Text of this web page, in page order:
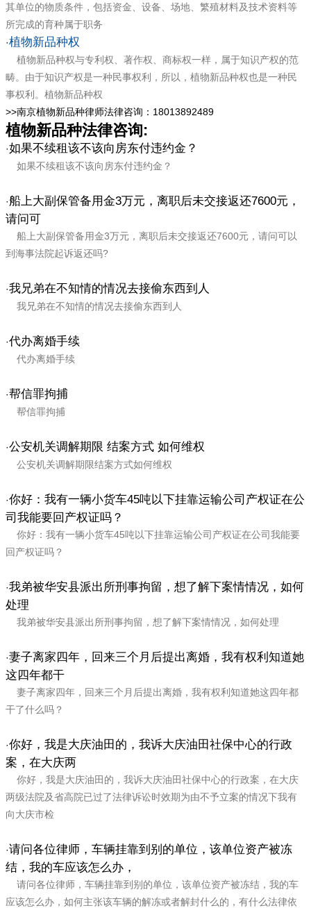
其单位的物质条件，包括资金、设备、场地、繁殖材料及技术资料等
所完成的育种属于职务
·植物新品种权
植物新品种权与专利权、著作权、商标权一样，属于知识产权的范
畴。由于知识产权是一种民事权利，所以，植物新品种权也是一种民
事权利。植物新品种权
>>南京植物新品种律师法律咨询：18013892489
植物新品种法律咨询:
·如果不续租该不该向房东付违约金？
如果不续租该不该向房东付违约金？
·船上大副保管备用金3万元，离职后未交接返还7600元，
请问可
船上大副保管备用金3万元，离职后未交接返还7600元，请问可以
到海事法院起诉返还吗?
·我兄弟在不知情的情况去接偷东西到人
我兄弟在不知情的情况去接偷东西到人
·代办离婚手续
代办离婚手续
·帮信罪拘捕
帮信罪拘捕
·公安机关调解期限 结案方式 如何维权
公安机关调解期限结案方式如何维权
·你好：我有一辆小货车45吨以下挂靠运输公司产权证在公
司我能要回产权证吗？
你好：我有一辆小货车45吨以下挂靠运输公司产权证在公司我能要
回产权证吗？
·我弟被华安县派出所刑事拘留，想了解下案情情况，如何
处理
我弟被华安县派出所刑事拘留，想了解下案情情况，如何处理
·妻子离家四年，回来三个月后提出离婚，我有权利知道她
这四年都干
妻子离家四年，回来三个月后提出离婚，我有权利知道她这四年都
干了什么吗？
·你好，我是大庆油田的，我诉大庆油田社保中心的行政
案，在大庆两
你好，我是大庆油田的，我诉大庆油田社保中心的行政案，在大庆
两级法院及省高院已过了法律诉讼时效期为由不予立案的情况下我有
向大庆市检
·请问各位律师，车辆挂靠到别的单位，该单位资产被冻
结，我的车应该怎么办，
请问各位律师，车辆挂靠到别的单位，该单位资产被冻结，我的车
应该怎么办，如何主张该车辆的解冻或者解封什么的，有什么法律依